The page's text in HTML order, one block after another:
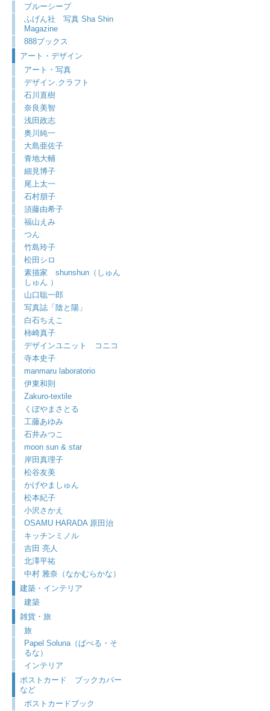
ブルーシープ
ふげん社 写真 Sha Shin
Magazine
888ブックス
アート・デザイン
アート・写真
デザイン.クラフト
石川直樹
奈良美智
浅田政志
奥川純一
大島亜佐子
青地大輔
細見博子
尾上太一
石村朋子
須藤由希子
福山えみ
つん
竹島玲子
松田シロ
素描家 shunshun（しゅん
しゅん ）
山口聡一郎
写真誌「陰と陽」
白石ちえこ
柿崎真子
デザインユニット コニコ
寺本史子
manmaru laboratorio
伊東和則
Zakuro-textile
くぼやまさとる
工藤あゆみ
石井みつこ
moon sun & star
岸田真理子
松谷友美
かげやましゅん
松本紀子
小沢さかえ
OSAMU HARADA 原田治
キッチンミノル
吉田 亮人
北澤平祐
中村 雅奈（なかむらかな）
建築・インテリア
建築
雑貨・旅
旅
Papel Soluna（ぱぺる・そ
るな）
インテリア
ポストカード ブックカバー
など
ポストカードブック